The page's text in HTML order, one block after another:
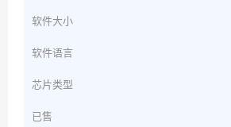
软件大小
软件语言
芯片类型
已售